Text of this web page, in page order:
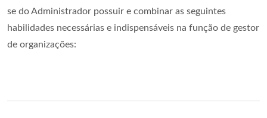
se do Administrador possuir e combinar as seguintes
habilidades necessárias e indispensáveis na função de gestor
de organizações: